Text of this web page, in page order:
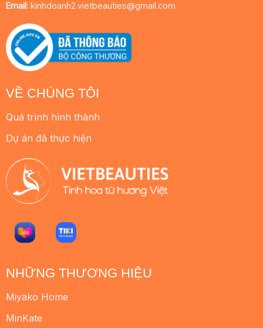
VỀ CHÚNG TÔI
Quá trình hình thành
Dự án đã thực hiện
NHỮNG THƯƠNG HIỆU
Miyako Home
MinKate
Email:kinhdoanh2.vietbeauties@gmail.com